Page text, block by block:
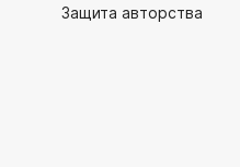
Защита авторства